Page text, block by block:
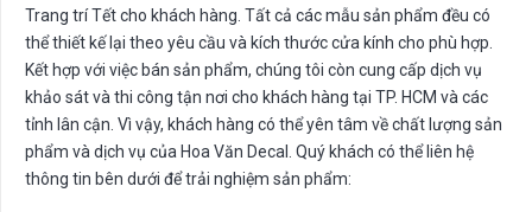
Trang trí Tết cho khách hàng. Tất cả các mẫu sản phẩm đều có
thể thiết kế lại theo yêu cầu và kích thước cửa kính cho phù hợp.
Kết hợp với việc bán sản phẩm, chúng tôi còn cung cấp dịch vụ
khảo sát và thi công tận nơi cho khách hàng tại TP. HCM và các
tỉnh lân cận. Vì vậy, khách hàng có thể yên tâm về chất lượng sản
phẩm và dịch vụ của Hoa Văn Decal. Quý khách có thể liên hệ
thông tin bên dưới để trải nghiệm sản phẩm: